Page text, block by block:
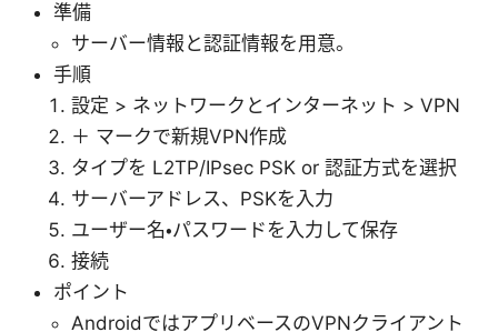
準備
サーバー情報と認証情報を用意。
手順
設定 > ネットワークとインターネット > VPN
＋ マークで新規VPN作成
タイプを L2TP/IPsec PSK or 認証方式を選択
サーバーアドレス、PSKを入力
ユーザー名・パスワードを入力して保存
接続
ポイント
AndroidではアプリベースのVPNクライアント